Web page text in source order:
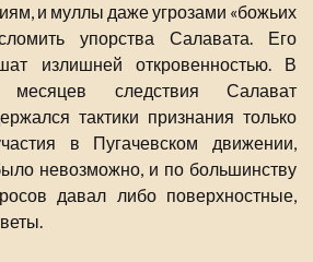
и муллы даже угрозами «божьих
упорства Салавата. Его
излишней откровенностью. В
месяцев следствия Салават
тактики признания только
в Пугачевском движении,
невозможно, и по большинству
давал либо поверхностные,